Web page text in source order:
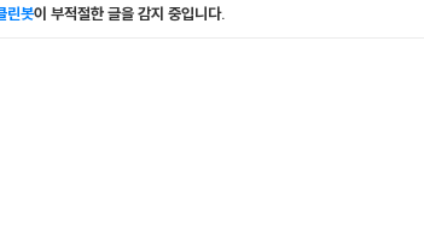
린봇이 부적절한 글을 감지 중입니다.